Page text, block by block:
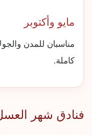
مايو وأكتوبر
مناسبان للمدن
كاملة.
فنادق شهر العسل